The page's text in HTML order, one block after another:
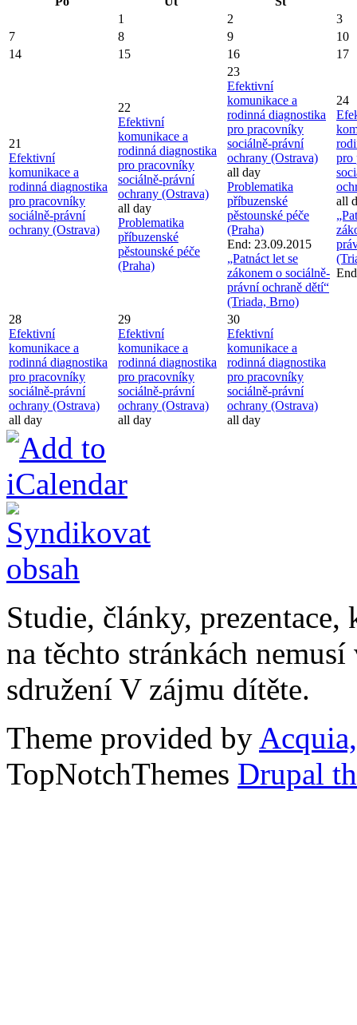
1
2
3
7
8 9
10
14
15 16 17
21
Efektivní
komunikace a
rodinná diagnostika
pro pracovníky
sociálně-právní
ochrany (Ostrava)
22
Efektivní
komunikace a
rodinná diagnostika
pro pracovníky
sociálně-právní
ochrany (Ostrava)
all day
Problematika
příbuzenské
pěstounské péče
(Praha)
23
Efektivní
komunikace a
rodinná diagnostika
pro pracovníky
sociálně-právní
ochrany (Ostrava)
all day
Problematika
příbuzenské
pěstounské péče
(Praha)
End: 23.09.2015
„Patnáct let se
zákonem o sociálně-
právní ochraně dětí“
(Triada, Brno)
24
pro
all
28
Efektivní
komunikace a
rodinná diagnostika
pro pracovníky
sociálně-právní
ochrany (Ostrava)
all day
29
Efektivní
komunikace a
rodinná diagnostika
pro pracovníky
sociálně-právní
ochrany (Ostrava)
all day
30
Efektivní
komunikace a
rodinná diagnostika
pro pracovníky
sociálně-právní
ochrany (Ostrava)
all day
Studie, články,
na těchto stránkách
sdružení V zájmu dítěte.
Theme provided by
TopNotchThemes Drupal